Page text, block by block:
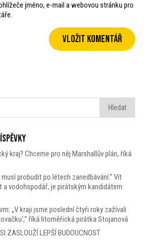
jméno, e-mail a webovou stránku pro
kraj? Chceme pro něj Marshallův plán, říká
probudit po létech zanedbávání.“ Vít
a vodohspodář, je pirátským kandidátem
„V kraji jsme poslední čtyři roky zažívali
říká litoměřická pirátka Stojanová
ZASLOUŽÍ LEPŠÍ BUDOUCNOST